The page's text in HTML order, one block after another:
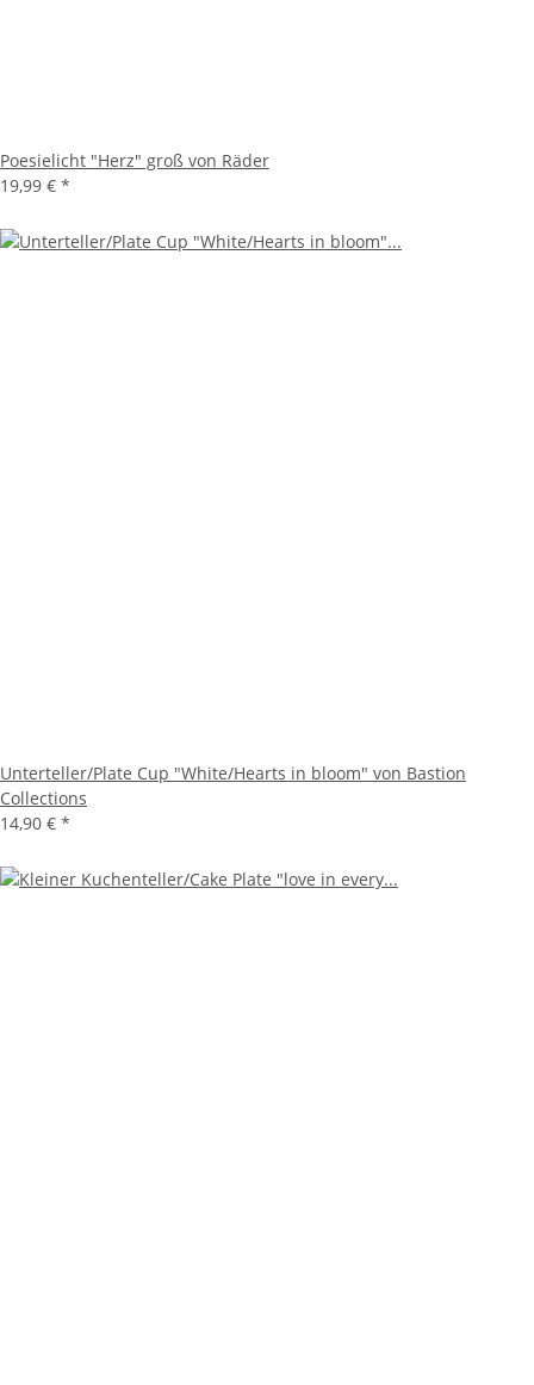
Poesielicht "Herz" groß von Räder
19,99 € *
Unterteller/Plate Cup "White/Hearts in bloom" von Bastion
Collections
14,90 € *